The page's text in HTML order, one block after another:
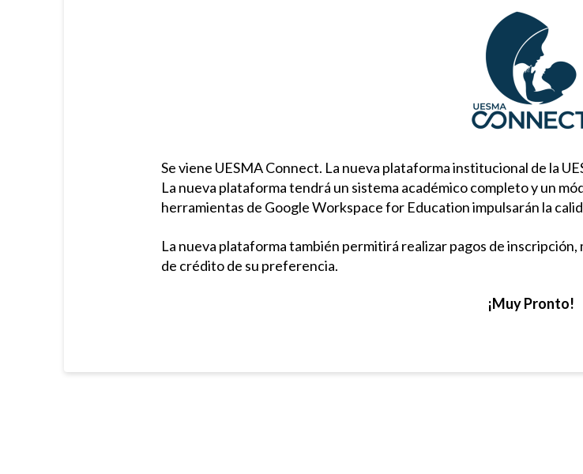
Se viene UESMA Connect. La nueva plataforma institucional de la
La nueva plataforma tendrá un sistema académico completo y un
herramientas de Google Workspace for Education impulsarán la
La nueva plataforma también permitirá realizar pagos de
de crédito de su preferencia.
¡Muy Pronto!